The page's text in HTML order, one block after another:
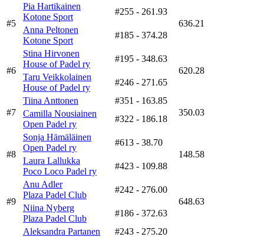
#5
Pia Hartikainen
Kotone Sport
#255 - 261.93
636.21
Anna Peltonen
Kotone Sport
#185 - 374.28
#6
Stina Hirvonen
House of Padel ry
#195 - 348.63
620.28
Taru Veikkolainen
House of Padel ry
#246 - 271.65
#7
Tiina Anttonen #351 - 163.85
350.03
Camilla Nousiainen
Open Padel ry
#322 - 186.18
#8
Sonja Hämäläinen
Open Padel ry
#613 - 38.70
148.58
Laura Lallukka
Poco Loco Padel ry
#423 - 109.88
#9
Anu Adler
Plaza Padel Club
#242 - 276.00
648.63
Niina Nyberg
Plaza Padel Club
#186 - 372.63
Aleksandra Partanen #243 - 275.20